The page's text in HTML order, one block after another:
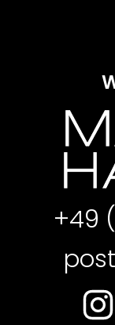
+49